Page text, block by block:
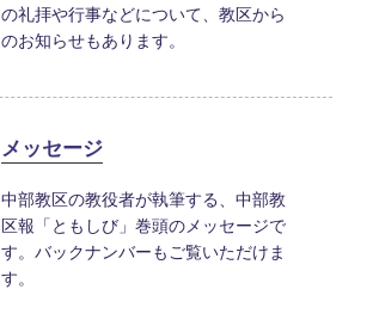
の礼拝や行事などについて、教区から
のお知らせもあります。
メッセージ
中部教区の教役者が執筆する、中部教
区報「ともしび」巻頭のメッセージで
す。バックナンバーもご覧いただけま
す。